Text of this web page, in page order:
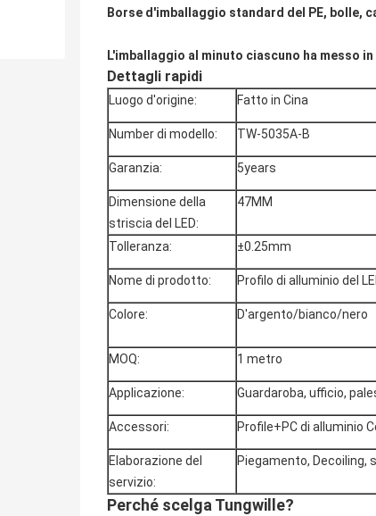
Borse d'imballaggio standard del PE, bolle,
L'imballaggio al minuto ciascuno ha messo
Dettagli rapidi
Luogo d'origine: Fatto in Cina
Number di modello: TW-5035A-B
Garanzia: 5years
Dimensione della
striscia del LED:
47MM
Tolleranza: ±0.25mm
Nome di prodotto: Profilo di alluminio del
Colore: D'argento/bianco/nero
MOQ: 1 metro
Applicazione: Guardaroba, ufficio,
Accessori: Profile+PC di alluminio
Elaborazione del
servizio:
Piegamento, Decoiling,
Perché scelga Tungwille?